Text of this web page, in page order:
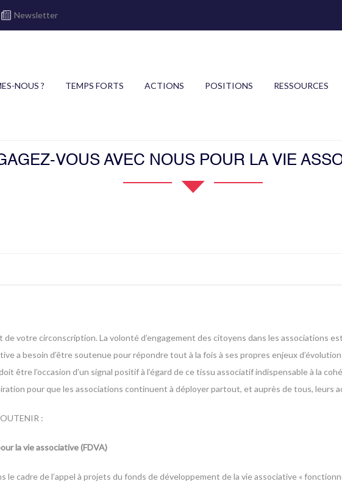
Newsletter
NOUS ? TEMPS FORTS ACTIONS POSITIONS RESSOURCES
VOUS AVEC NOUS POUR LA VIE
votre circonscription. La volonté d’engagement des citoyens dans les associations
a besoin d’être soutenue pour répondre tout à la fois à ses propres enjeux
être l’occasion d’un signal positif à l’égard de ce tissu associatif indispensable à la
pour que les associations continuent à déployer partout, et auprès de tous, leurs
:
la vie associative (FDVA)
le cadre de l’appel à projets du fonds de développement de la vie associative «